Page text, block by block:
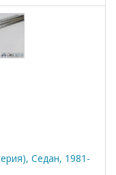
Седан, 1981-